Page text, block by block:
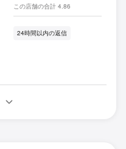
この店舗の合計 4.86
24時間以内の返信